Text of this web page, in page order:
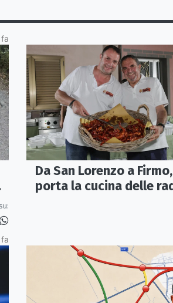
Da San Lorenzo a
porta la cucina delle